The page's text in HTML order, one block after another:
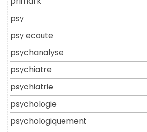
psy
psy ecoute
psychanalyse
psychiatre
psychiatrie
psychologie
psychologiquement